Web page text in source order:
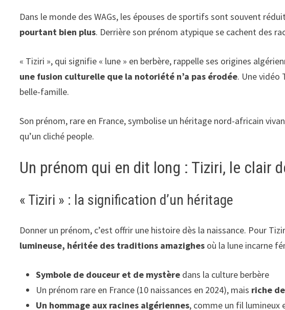
Dans le monde des WAGs, les épouses de sportifs sont souvent
pourtant bien plus. Derrière son prénom atypique se cachent des
« Tiziri », qui signifie « lune » en berbère, rappelle ses origines
une fusion culturelle que la notoriété n’a pas érodée. Une vidéo
belle-famille.
Son prénom, rare en France, symbolise un héritage nord-africain
qu’un cliché people.
Un prénom qui en dit long : Tiziri, le clair
« Tiziri » : la signification d’un héritage
Donner un prénom, c’est offrir une histoire dès la naissance. Pour
lumineuse, héritée des traditions amazighes où la lune incarne
Symbole de douceur et de mystère dans la culture berbère
Un prénom rare en France (10 naissances en 2024), mais riche
Un hommage aux racines algériennes, comme un fil lumineux